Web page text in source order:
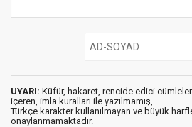
UYARI: Küfür, hakaret, rencide edici cümleler
içeren, imla kuralları ile yazılmamış,
Türkçe karakter kullanılmayan ve büyük
onaylanmamaktadır.